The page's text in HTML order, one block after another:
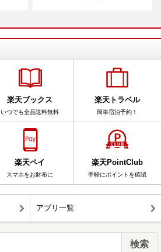
楽天ブックス
いつでも全品送料無料
楽天トラベル
簡単宿泊予約！
楽天ペイ
スマホをお財布に
楽天PointClub
手軽にポイントを確認
アプリ一覧